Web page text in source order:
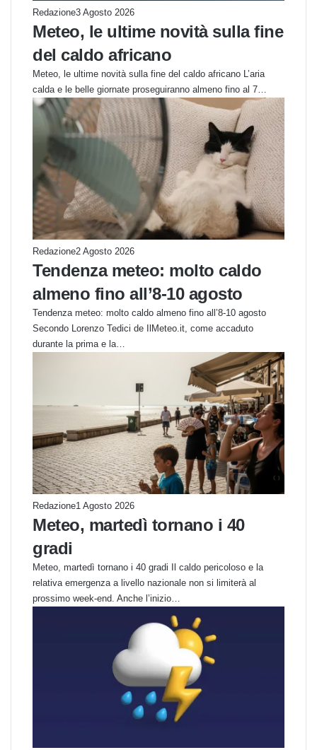
Redazione3 Agosto 2026
Meteo, le ultime novità sulla fine
del caldo africano
Meteo, le ultime novità sulla fine del caldo africano L’aria
calda e le belle giornate proseguiranno almeno fino al 7…
Redazione2 Agosto 2026
Tendenza meteo: molto caldo
almeno fino all’8-10 agosto
Tendenza meteo: molto caldo almeno fino all’8-10 agosto
Secondo Lorenzo Tedici de IlMeteo.it, come accaduto
durante la prima e la…
Redazione1 Agosto 2026
Meteo, martedì tornano i 40
gradi
Meteo, martedì tornano i 40 gradi Il caldo pericoloso e la
relativa emergenza a livello nazionale non si limiterà al
prossimo week-end. Anche l’inizio…